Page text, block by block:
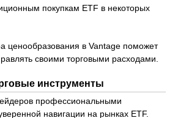
покупкам ETF в некоторых
ценообразования в Vantage поможет
своими торговыми расходами.
инструменты
профессиональными
навигации на рынках ETF.